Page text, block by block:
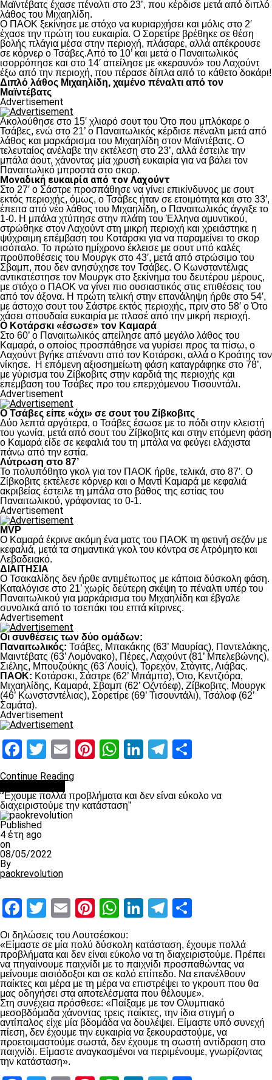
Μαϊντέβατς έχασε πέναλτι στο 23’, που κέρδισε μετά από διπλό
λάθος του Μιχαηλίδη.
Ο ΠΑΟΚ ξεκίνησε με στόχο να κυριαρχήσει και μόλις στο 2′
έχασε την πρώτη του ευκαιρία. Ο Σορετίρε βρέθηκε σε θέση
βολής πλάγια μέσα στην περιοχή, πλάσαρε, αλλά απέκρουσε
σε κόρνερ ο Τσάβες.Από το 10’ και μετά ο Παναιτωλικός
ισορρόπησε και στο 14′ απείλησε με «κεραυνό» του Λαχούντ
έξω από την περιοχή, που πέρασε δίπλα από το κάθετο δοκάρι!
Διπλό λάθος Μιχαηλίδη, χαμένο πέναλτι από τον
Μαϊντέβατς
Advertisement
Ακολούθησε στο 15′ χλιαρό σουτ του Ότο που μπλόκαρε ο
Τσάβες, ενώ στο 21’ ο Παναιτωλικός κέρδισε πέναλτι μετά από
λάθος και μαρκάρισμα του Μιχαηλίδη στον Μαϊντέβατς. Ο
τελευταίος ανέλαβε την εκτέλεση στο 23’, αλλά έστειλε την
μπάλα άουτ, χάνοντας μία χρυσή ευκαιρία για να βάλει τον
Παναιτωλικό μπροστά στο σκορ.
Μοναδική ευκαιρία από τον Λαχούντ
Στο 27′ ο Σάστρε προσπάθησε να γίνει επικίνδυνος με σουτ
εκτός περιοχής, όμως, ο Τσάβες ήταν σε ετοιμότητα και στο 33′,
έπειτα από νέο λάθος του Μιχαηλίδη, ο Παναιτωλικός άγγιξε το
1-0. Η μπάλα χτύπησε στην πλάτη του Έλληνα αμυντικού,
στρώθηκε στον Λαχούντ στη μικρή περιοχή και χρειάστηκε η
ψύχραιμη επέμβαση του Κοτάρσκι για να παραμείνει το σκορ
ισόπαλο. Το πρώτο ημίχρονο έκλεισε με σουτ υπό καλές
προϋποθέσεις του Μουργκ στο 43′, μετά από στρώσιμο του
Σβαμπ, που δεν ανησύχησε τον Τσάβες. Ο Κωνσταντέλιας
αντικατέστησε τον Μουργκ στο ξεκίνημα του δευτέρου μέρους,
με στόχο ο ΠΑΟΚ να γίνει πιο ουσιαστικός στις επιθέσεις του
από τον άξονα. Η πρώτη τελική στην επανάληψη ήρθε στο 54′,
με άστοχο σουτ του Σάστρε εκτός περιοχής, πριν στο 58′ ο Ότο
χάσει σπουδαία ευκαιρία με πλασέ από την μικρή περιοχή.
Ο Κοτάρσκι «έσωσε» τον Καμαρά
Στο 60’ ο Παναιτωλικός απείλησε από μεγάλο λάθος του
Καμαρά, ο οποίος προσπάθησε να γυρίσει προς τα πίσω, ο
Λαχούντ βγήκε απέναντι από τον Κοτάρσκι, αλλά ο Κροάτης τον
νίκησε. Η επόμενη αξιοσημείωτη φάση καταγράφηκε στο 78’,
με γύρισμα του Ζίβκοβιτς στην καρδιά της περιοχής και
επέμβαση του Τσάβες προ του επερχόμενου Τισουντάλι.
Advertisement
Ο Τσάβες είπε «όχι» σε σουτ του Ζίβκοβιτς
Δύο λεπτά αργότερα, ο Τσάβες έσωσε με το πόδι στην κλειστή
του γωνία, μετά από σουτ του Ζίβκοβιτς και στην επόμενη φάση
ο Καμαρά είδε σε κεφαλιά του τη μπάλα να φεύγει ελάχιστα
πάνω από την εστία.
Λύτρωση στο 87’
Το πολυπόθητο γκολ για τον ΠΑΟΚ ήρθε, τελικά, στο 87′. Ο
Ζίβκοβιτς εκτέλεσε κόρνερ και ο Μαντί Καμαρά με κεφαλιά
ακριβείας έστειλε τη μπάλα στο βάθος της εστίας του
Παναιτωλικού, γράφοντας το 0-1.
Advertisement
MVP
Ο Καμαρά έκρινε ακόμη ένα ματς του ΠΑΟΚ τη φετινή σεζόν με
κεφαλιά, μετά τα σημαντικά γκολ του κόντρα σε Ατρόμητο και
Λεβαδειακό.
ΔΙΑΙΤΗΣΙΑ
Ο Τσακαλίδης δεν ήρθε αντιμέτωπος με κάποια δύσκολη φάση.
Καταλόγισε στο 21’ χωρίς δεύτερη σκέψη το πέναλτι υπέρ του
Παναιτωλικού για μαρκάρισμα του Μιχαηλίδη και έβγαλε
συνολικά από το τσεπάκι του επτά κίτρινες.
Advertisement
Οι συνθέσεις των δύο ομάδων:
Παναιτωλικός: Τσάβες, Μπακάκης (63’ Μαυρίας), Παντελάκης,
Μαιντέβατς (63’ Λομόνακο), Πέρες, Λαχούντ (81’ Μπελεβώνης),
Σιέλης, Μπουζούκης (63΄Λουίς), Τορεχόν, Στάγιτς, Λιάβας.
ΠΑΟΚ: Κοτάρσκι, Σάστρε (62’ Μπάμπα), Ότο, Κεντζιόρα,
Μιχαηλίδης, Καμαρά, Σβαμπ (62’ Οζντόεφ), Ζίβκοβιτς, Μουργκ
(46’ Κωνστσντέλιας), Σορετίρε (69’ Τισουντάλι), Τσάλοφ (62’
Σαμάτα).
Advertisement
Facebook
Twitter
EmailPinterest
WhatsApp
LinkedIn
Telegram
Continue Reading
“Έχουμε πολλά προβλήματα και δεν είναι εύκολο να
διαχειριστούμε την κατάσταση”
Published
4 έτη ago
on
08/05/2022
By
paokrevolution
Facebook
Twitter
EmailPinterest
WhatsApp
LinkedIn
Telegram
Οι δηλώσεις του Λουτσέσκου:
«Είμαστε σε μία πολύ δύσκολη κατάσταση, έχουμε πολλά
προβλήματα και δεν είναι εύκολο να τη διαχειριστούμε. Πρέπει
να πηγαίνουμε παιχνίδι με το παιχνίδι προσπαθώντας να
μείνουμε αισιόδοξοι και σε καλό επίπεδο. Να επανέλθουν
παίκτες και μέρα με τη μέρα να επιστρέψει το γκρουπ που θα
μας οδηγήσει στα αποτελέσματα που θέλουμε».
Στη συνέχεια πρόσθεσε: «Παίξαμε με τον Ολυμπιακό
μεσοβδόμαδα χάνοντας τρεις παίκτες, την ίδια στιγμή ο
αντίπαλος είχε μία βδομάδα να δουλέψει. Είμαστε υπό συνεχή
πίεση, δεν έχουμε την ευκαιρία να ξεκουραστούμε, να
προετοιμαστούμε σωστά, δεν έχουμε τη σωστή αντίδραση στο
παιχνίδι. Είμαστε αναγκασμένοι να περιμένουμε, γνωρίζοντας
την κατάσταση».